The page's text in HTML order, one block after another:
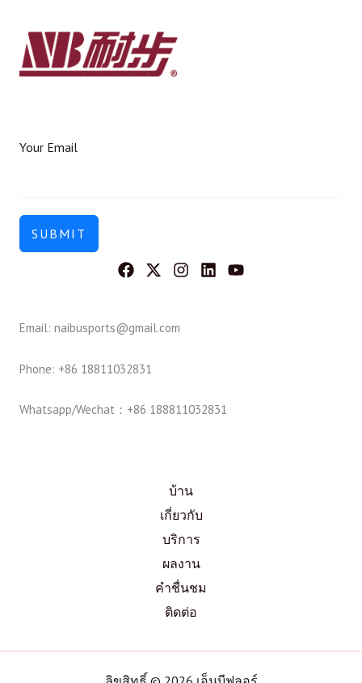
Your Email
SUBMIT
Email: naibusports@gmail.com
Phone: +86 18811032831
Whatsapp/Wechat：+86 188811032831
บ้าน
เกี่ยวกับ
บริการ
ผลงาน
คำชื่นชม
ติดต่อ